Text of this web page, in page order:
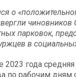
о
чиновников
парковок,
в
года
по рабочим дням